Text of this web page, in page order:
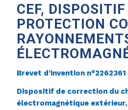
CEF, DISPOSITIF
PROTECTION
Brevet d’invention n°2262361
Dispositif de correction du
électromagnétique